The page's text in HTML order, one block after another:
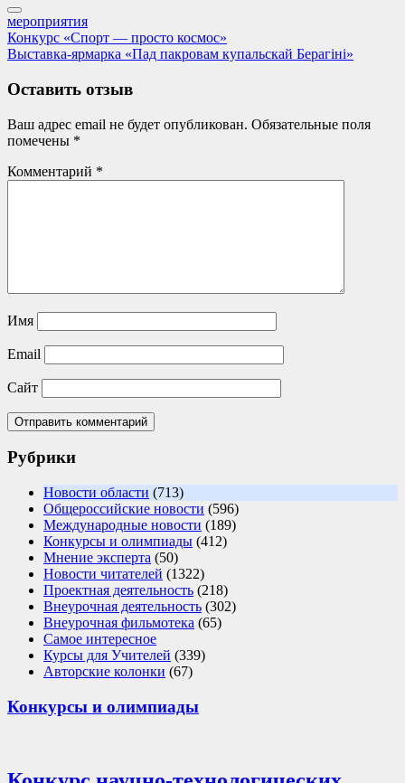
мероприятия
Навигация
по
записям
Previous
Post:
Конкурс «Спорт — просто космос»
Next
Выставка-ярмарка «Пад пакровам купальскай Берагіні»
Оставить отзыв
Ваш адрес email не будет опубликован. Обязательные поля
помечены *
Комментарий *
Имя
Email
Сайт
Рубрики
Новости области (713)
Общероссийские новости (596)
Международные новости (189)
Конкурсы и олимпиады (412)
Мнение эксперта (50)
Новости читателей (1322)
Проектная деятельность (218)
Внеурочная деятельность (302)
Внеурочная фильмотека (65)
Самое интересное
Курсы для Учителей (339)
Авторские колонки (67)
Конкурсы и олимпиады